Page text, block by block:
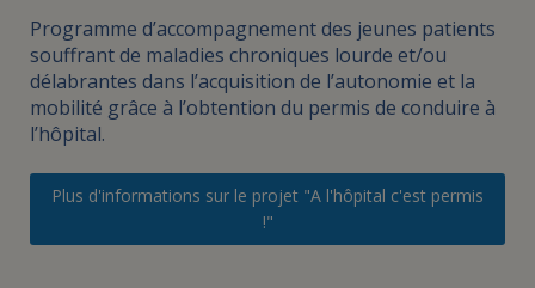
Programme d’accompagnement des jeunes patients
souffrant de maladies chroniques lourde et/ou
délabrantes dans l’acquisition de l’autonomie et la
mobilité grâce à l’obtention du permis de conduire à
l’hôpital.
Plus d'informations sur le projet "A l'hôpital c'est permis
!"